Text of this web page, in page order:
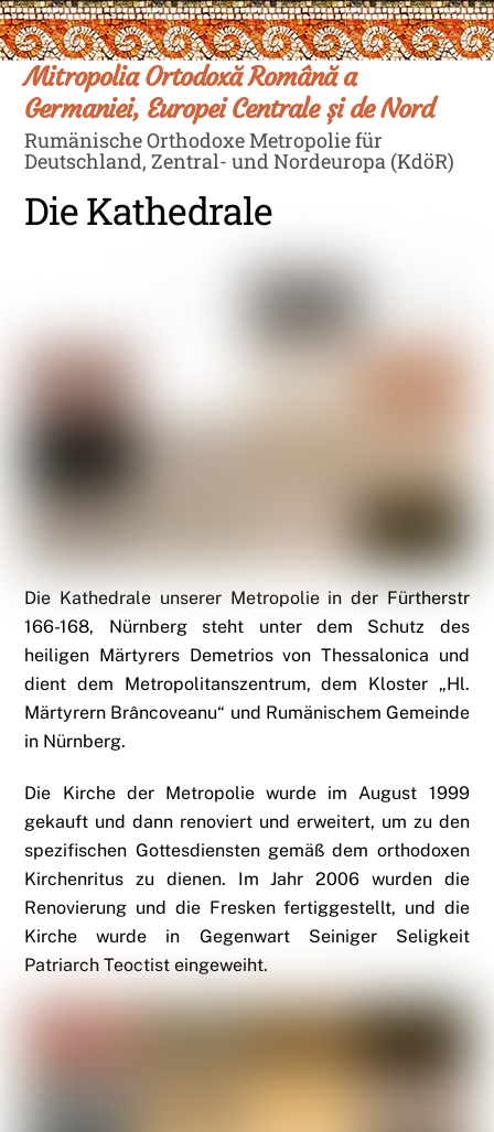
Skip
to
content
Mitropolia Ortodoxă Română a
Germaniei, Europei Centrale și de Nord
Rumänische Orthodoxe Metropolie für
Deutschland, Zentral- und Nordeuropa (KdöR)
Die Kathedrale
Die Kathedrale unserer Metropolie in der Fürtherstr
166-168, Nürnberg steht unter dem Schutz des
heiligen Märtyrers Demetrios von Thessalonica und
dient dem Metropolitanszentrum, dem Kloster „Hl.
Märtyrern Brâncoveanu“ und Rumänischem Gemeinde
in Nürnberg.
Die Kirche der Metropolie wurde im August 1999
gekauft und dann renoviert und erweitert, um zu den
spezifischen Gottesdiensten gemäß dem orthodoxen
Kirchenritus zu dienen. Im Jahr 2006 wurden die
Renovierung und die Fresken fertiggestellt, und die
Kirche wurde in Gegenwart Seiniger Seligkeit
Patriarch Teoctist eingeweiht.